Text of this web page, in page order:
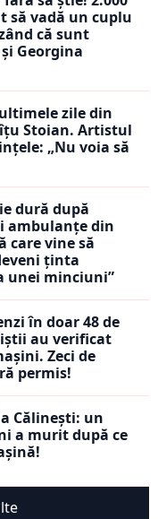
să vadă un cuplu
că sunt
Georgina
zile din
Stoian. Artistul
„Nu voia să
dură după
ambulanțe din
care vine să
ținta
unei minciuni”
în doar 48 de
au verificat
Zeci de
permis!
Călinești: un
a murit după ce